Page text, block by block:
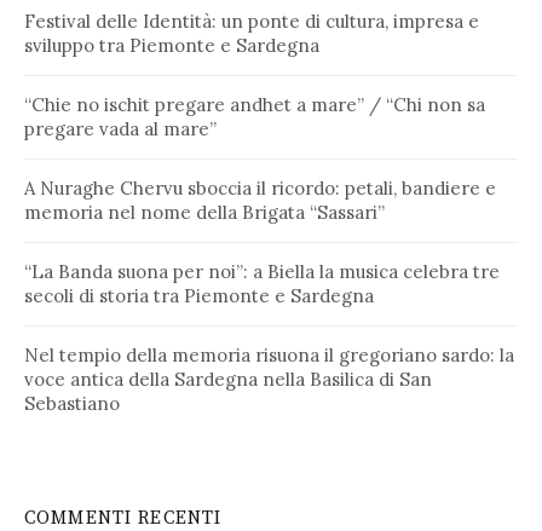
Festival delle Identità: un ponte di cultura, impresa e
sviluppo tra Piemonte e Sardegna
“Chie no ischit pregare andhet a mare” / “Chi non sa
pregare vada al mare”
A Nuraghe Chervu sboccia il ricordo: petali, bandiere e
memoria nel nome della Brigata “Sassari”
“La Banda suona per noi”: a Biella la musica celebra tre
secoli di storia tra Piemonte e Sardegna
Nel tempio della memoria risuona il gregoriano sardo: la
voce antica della Sardegna nella Basilica di San
Sebastiano
COMMENTI RECENTI